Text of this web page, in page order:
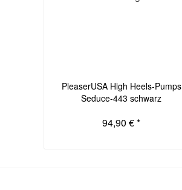
PleaserUSA High Heels-Pumps
Seduce-443 schwarz
94,90 € *